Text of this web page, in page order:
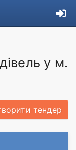
у м.
тендер